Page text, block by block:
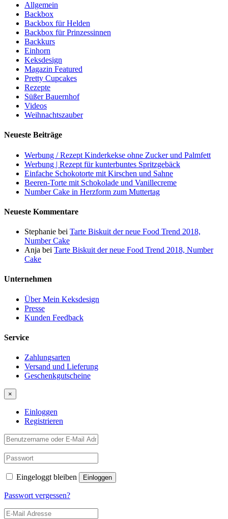
Allgemein
Backbox
Backbox für Helden
Backbox für Prinzessinnen
Backkurs
Einhorn
Keksdesign
Magazin Featured
Pretty Cupcakes
Rezepte
Süßer Bauernhof
Videos
Weihnachtszauber
Neueste Beiträge
Werbung / Rezept Kinderkekse ohne Zucker und Palmfett
Werbung | Rezept für kunterbuntes Spritzgebäck
Einfache Schokotorte mit Kirschen und Sahne
Beeren-Torte mit Schokolade und Vanillecreme
Number Cake in Herzform zum Muttertag
Neueste Kommentare
Stephanie bei Tarte Biskuit der neue Food Trend 2018,
Number Cake
Anja bei Tarte Biskuit der neue Food Trend 2018, Number
Cake
Unternehmen
Über Mein Keksdesign
Presse
Kunden Feedback
Service
Zahlungsarten
Versand und Lieferung
Geschenkgutscheine
×
Einloggen
Registrieren
Eingeloggt bleiben
Passwort vergessen?